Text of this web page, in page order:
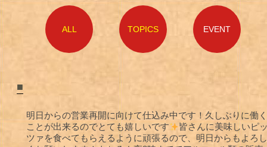
ALL TOPICS EVENT
■
明日からの営業再開に向けて仕込み中です！久しぶりに働く
ことが出来るのでとても嬉しいです
皆さんに美味しいピ
ツァを食べてもらえるように頑張るので、明日からもよろし